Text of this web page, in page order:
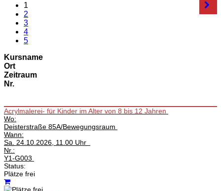
1
2
3
4
5
Kursname
Ort
Zeitraum
Nr.
Acrylmalerei- für Kinder im Alter von 8 bis 12 Jahren
Wo:
Deisterstraße 85A/Bewegungsraum
Wann:
Sa.
24.10.2026, 11.00 Uhr
Nr.:
Y1-G003
Status:
Plätze frei